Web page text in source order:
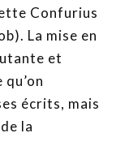
Confurius
La mise en
et
écrits, mais
la